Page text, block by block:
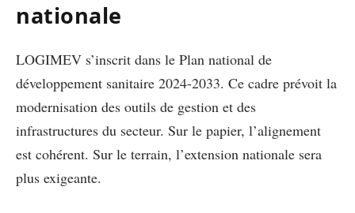
nationale
LOGIMEV s’inscrit dans le Plan national de
développement sanitaire 2024-2033. Ce cadre prévoit la
modernisation des outils de gestion et des
infrastructures du secteur. Sur le papier, l’alignement
est cohérent. Sur le terrain, l’extension nationale sera
plus exigeante.